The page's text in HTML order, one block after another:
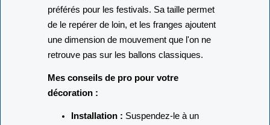
préférés pour les festivals. Sa taille permet
de le repérer de loin, et les franges ajoutent
une dimension de mouvement que l'on ne
retrouve pas sur les ballons classiques.
Mes conseils de pro pour votre
décoration :
Installation : Suspendez-le à un